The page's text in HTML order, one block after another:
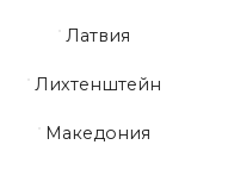
Латвия
Лихтенштейн
Македония